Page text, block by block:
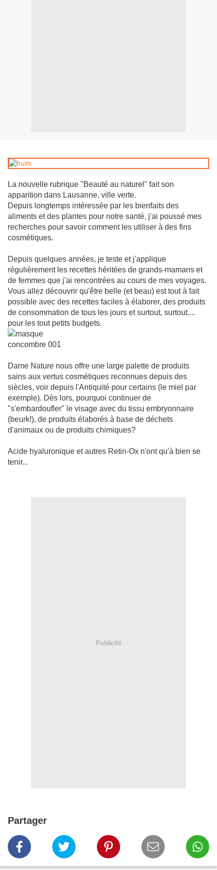
La nouvelle rubrique "Beauté au naturel" fait son
apparition dans Lausanne, ville verte.
Depuis longtemps intéressée par les bienfaits des
aliments et des plantes pour notre santé, j'ai poussé mes
recherches pour savoir comment les utiliser à des fins
cosmétiques.
Depuis quelques années, je teste et j'applique
régulièrement les recettes héritées de grands-mamans et
de femmes que j'ai rencontrées au cours de mes voyages.
Vous allez découvrir qu'être belle (et beau) est tout à fait
possible avec des recettes faciles à élaborer, des produits
de consommation de tous les jours et surtout, surtout....
pour les tout petits budgets.
Dame Nature nous offre une large palette de produits
sains aux vertus cosmétiques reconnues depuis des
siècles, voir depuis l'Antiquité pour certains (le miel par
exemple). Dès lors, pourquoi continuer de
"s'embardoufler" le visage avec du tissu embryonnaire
(beurk!), de produits élaborés à base de déchets
d'animaux ou de produits chimiques?
Acide hyaluronique et autres Retin-Ox n'ont qu'à bien se
tenir...
Publicité
Partager